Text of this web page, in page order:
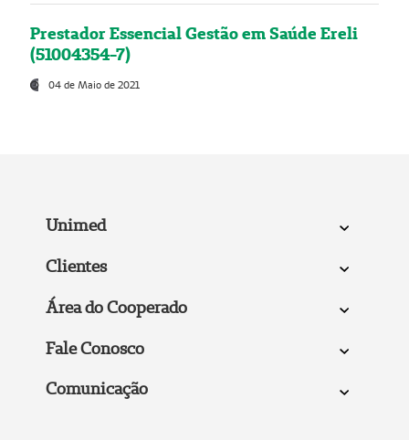
Prestador Essencial Gestão em Saúde Ereli
(51004354-7)
04 de Maio de 2021
Unimed
Clientes
Área do Cooperado
Fale Conosco
Comunicação